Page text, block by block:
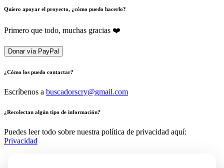
Quiero apoyar el proyecto, ¿cómo puedo hacerlo?
Primero que todo, muchas gracias ❤️
Donar vía PayPal
¿Cómo los puedo contactar?
Escríbenos a buscadorscry@gmail.com
¿Recolectan algún tipo de información?
Puedes leer todo sobre nuestra política de privacidad aquí:
Privacidad